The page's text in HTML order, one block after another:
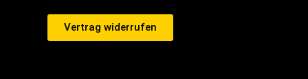
Vertrag widerrufen